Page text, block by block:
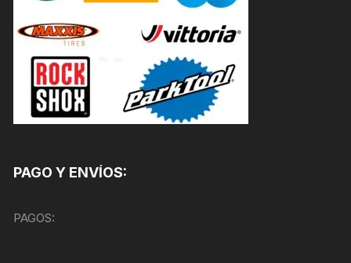
PAGO Y ENVÍOS:
PAGOS: